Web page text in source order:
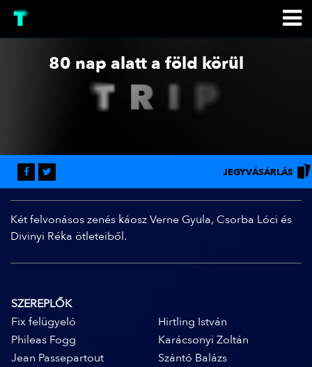
80 nap alatt a föld körül
JEGYVÁSÁRLÁS
Két felvonásos zenés káosz Verne Gyula, Csorba Lóci és
Divinyi Réka ötleteiből.
SZEREPLŐK
Fix felügyeló
Hirtling István
Phileas Fogg
Karácsonyi Zoltán
Jean Passepartout
Szántó Balázs